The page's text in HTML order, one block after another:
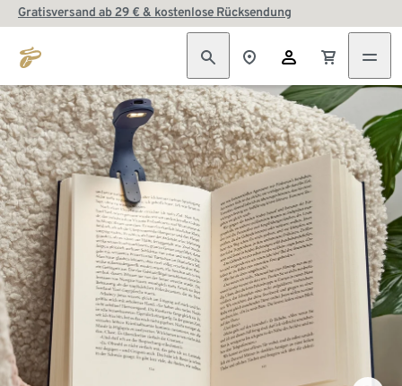
Gratisversand ab 29 € & kostenlose Rücksendung